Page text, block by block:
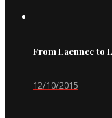
From Laennec to
12/10/2015